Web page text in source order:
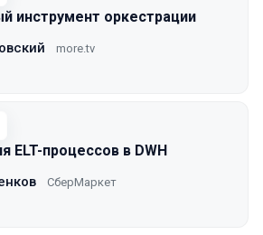
инструмент оркестрации
more.tv
ELT-процессов в DWH
СберМаркет